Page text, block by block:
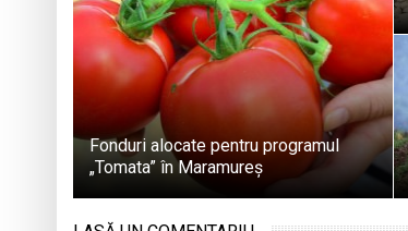
Fonduri alocate pentru programul
„Tomata” în Maramureș